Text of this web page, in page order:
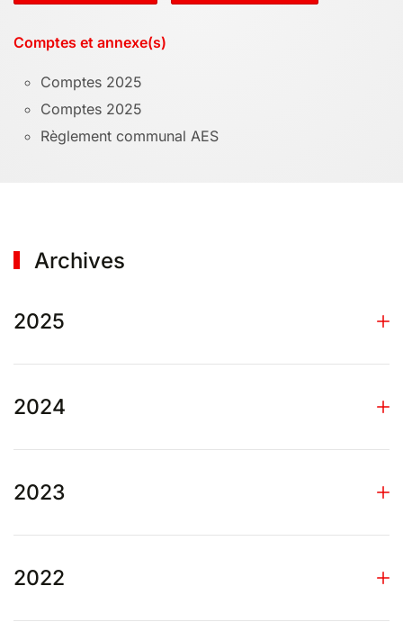
Comptes et annexe(s)
Comptes 2025
Comptes 2025
Règlement communal AES
Archives
2025
2024
2023
2022